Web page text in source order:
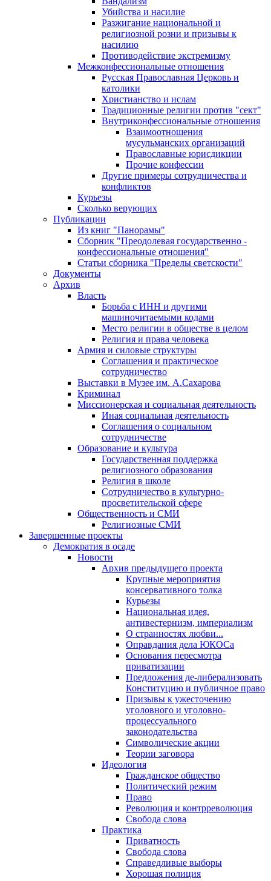
Убийства и насилие
Разжигание национальной и
религиозной розни и призывы к
насилию
Противодействие экстремизму
Межконфессиональные отношения
Русская Православная Церковь и
католики
Христианство и ислам
Традиционные религии против "сект"
Внутриконфессиональные отношения
Взаимоотношения
мусульманских организаций
Православные юрисдикции
Прочие конфессии
Другие примеры сотрудничества и
конфликтов
Курьезы
Сколько верующих
Публикации
Из книг "Панорамы"
Сборник "Преодолевая государственно -
конфессиональные отношения"
Статьи сборника "Пределы светскости"
Документы
Архив
Власть
Борьба с ИНН и другими
машиночитаемыми кодами
Место религии в обществе в целом
Религия и права человека
Армия и силовые структуры
Соглашения и практическое
сотрудничество
Выставки в Музее им. А.Сахарова
Криминал
Миссионерская и социальная деятельность
Иная социальная деятельность
Соглашения о социальном
сотрудничестве
Образование и культура
Государственная поддержка
религиозного образования
Религия в школе
Сотрудничество в культурно-
просветительской сфере
Общественность и СМИ
Религиозные СМИ
Завершенные проекты
Демократия в осаде
Новости
Архив предыдущего проекта
Крупные мероприятия
консервативного толка
Курьезы
Национальная идея,
антивестернизм, империализм
О странностях любви...
Оправдания дела ЮКОСа
Основания пересмотра
приватизации
Предложения де-либерализовать
Конституцию и публичное право
Призывы к ужесточению
уголовного и уголовно-
процессуального
законодательства
Символические акции
Теории заговора
Идеология
Гражданское общество
Политический режим
Право
Революция и контрреволюция
Свобода слова
Практика
Приватность
Свобода слова
Справедливые выборы
Хорошая полиция